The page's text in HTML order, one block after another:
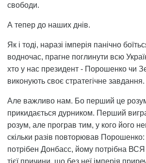
свободи.
А тепер до наших днів.
Як і тоді, наразі імперія панічно
водночас, прагне поглинути всю
хто у нас президент - Порошенко чи
виконують своє стратегічне завдання.
Але важливо нам. Бо перший це
прикидається дурником. Перший
розум, але програв тим, у кого його
скільки разів повторював Порошенко:
потрібен Донбасс, йому потрібна ВСЯ
тієї причини, що без неї імперія